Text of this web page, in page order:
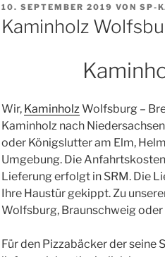
VERÖFFENTLICHT
AM
10. SEPTEMBER 2019 VON SP-
Kaminholz
Wir, KaminholzWolfsburg –
Kaminholz nach
oder Königslutter am Elm,
Umgebung. Die
Lieferung erfolgt in SRM. Die
Ihre Haustür gekippt. Zu
Wolfsburg, Braunschweig
Für den Pizzabäcker der